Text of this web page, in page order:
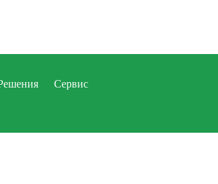
Сервис